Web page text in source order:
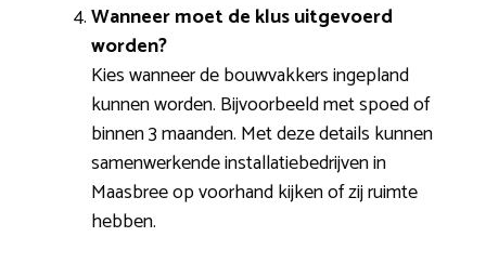
Wanneer moet de klus uitgevoerd
worden?
Kies wanneer de bouwvakkers ingepland
kunnen worden. Bijvoorbeeld met spoed of
binnen 3 maanden. Met deze details kunnen
samenwerkende installatiebedrijven in
Maasbree op voorhand kijken of zij ruimte
hebben.